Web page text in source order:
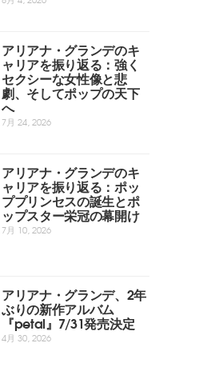
アリアナ・グランデのキ
ャリアを振り返る：強く
セクシーな女性像と悲
劇、そしてポップの天下
へ
7月 24, 2026
アリアナ・グランデのキ
ャリアを振り返る：ポッ
ププリンセスの誕生とポ
ップスター栄冠の幕開け
7月 10, 2026
アリアナ・グランデ、2年
ぶりの新作アルバム
『petal』7/31発売決定
4月 30, 2026